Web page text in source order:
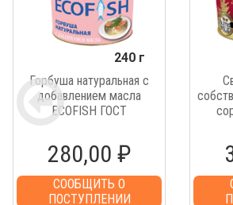
240 г
Горбуша натуральная с
добавлением масла
ECOFISH ГОСТ
280,00 ₽
СООБЩИТЬ О
ПОСТУПЛЕНИИ